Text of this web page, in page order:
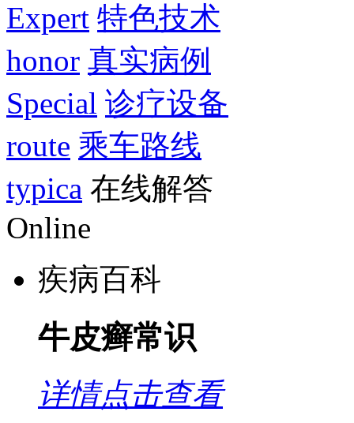
Expert 特色技术
honor 真实病例
Special 诊疗设备
route 乘车路线
typica 在线解答
Online
疾病百科
牛皮癣常识
详情点击查看